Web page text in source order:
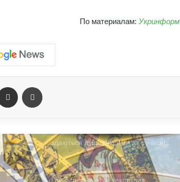
По материалам: Укринформ
Отправить e-mail
прикладом: історії провалів та втрат
Где используется текстолит